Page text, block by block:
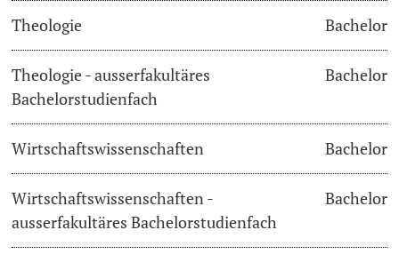
Theologie Bachelor
Theologie - ausserfakultäres
Bachelorstudienfach
Bachelor
Wirtschaftswissenschaften Bachelor
Wirtschaftswissenschaften -
ausserfakultäres Bachelorstudienfach
Bachelor